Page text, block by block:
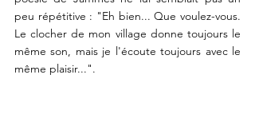
peu répétitive : "Eh bien... Que voulez-vous.
Le clocher de mon village donne toujours le
même son, mais je l'écoute toujours avec le
même plaisir...".